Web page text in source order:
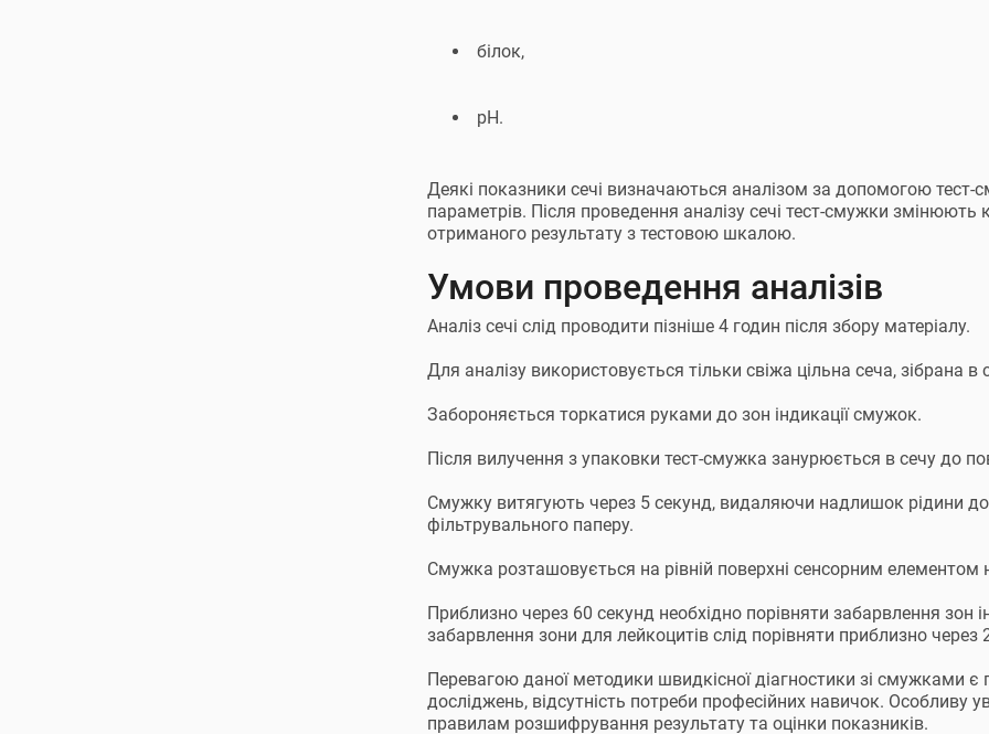
білок,
рН.
Деякі показники сечі визначаються аналізом за допомогою тест-
параметрів. Після проведення аналізу сечі тест-смужки змінюють
отриманого результату з тестовою шкалою.
Умови проведення аналізів
Аналіз сечі слід проводити пізніше 4 годин після збору матеріалу.
Для аналізу використовується тільки свіжа цільна сеча, зібрана в
Забороняється торкатися руками до зон індикації смужок.
Після вилучення з упаковки тест-смужка занурюється в сечу до
Смужку витягують через 5 секунд, видаляючи надлишок рідини
фільтрувального паперу.
Смужка розташовується на рівній поверхні сенсорним елементом
Приблизно через 60 секунд необхідно порівняти забарвлення
забарвлення зони для лейкоцитів слід порівняти приблизно через
Перевагою даної методики швидкісної діагностики зі смужками є
досліджень, відсутність потреби професійних навичок. Особливу
правилам розшифрування результату та оцінки показників.